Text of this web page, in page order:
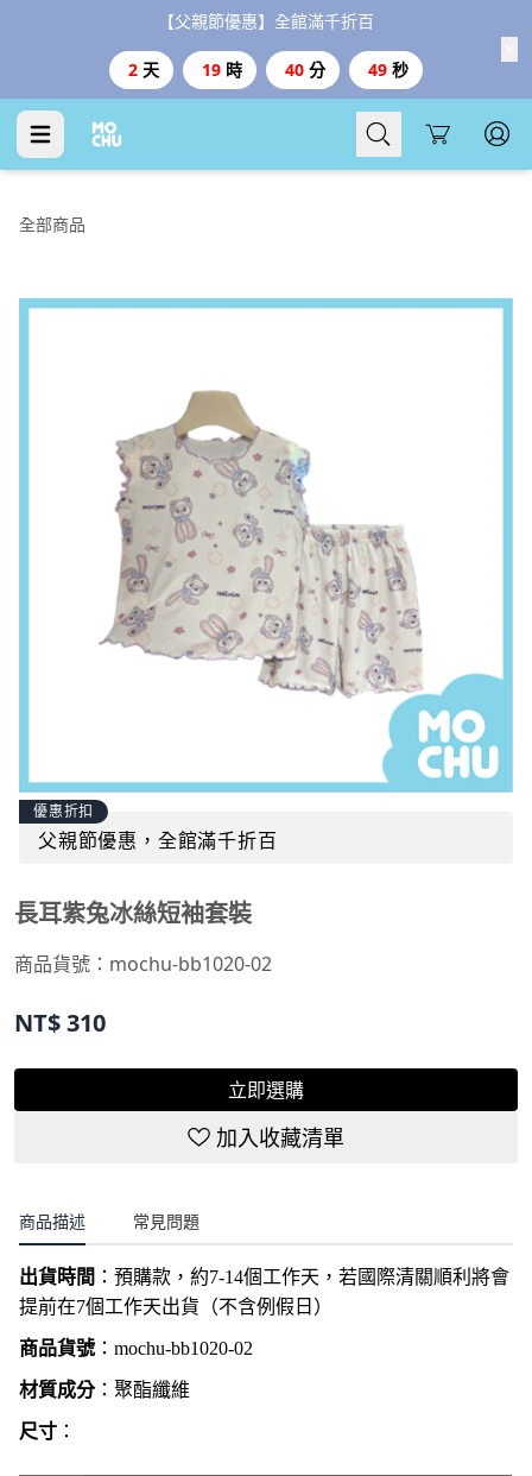
【父親節優惠】全館滿千折百
2 天 19 時 40 分 48 秒
Cart
全部商品
優惠折扣
父親節優惠，全館滿千折百
長耳紫兔冰絲短袖套裝
商品貨號： mochu-bb1020-02
NT$310
立即選購
加入收藏清單
商品描述 常見問題
出貨時間 ： 預購款，約7-14個工作天，若國際清關順利將會
提前在7個工作天出貨（不含例假日）
商品貨號： mochu-bb1020-02
材質成分：聚酯纖維
尺寸 ：